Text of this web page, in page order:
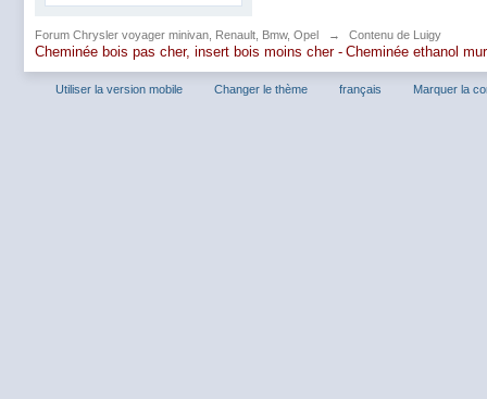
Forum Chrysler voyager minivan, Renault, Bmw, Opel → Contenu de Luigy
Cheminée bois pas cher, insert bois moins cher - Cheminée ethanol
Utiliser la version mobile Changer le thème français Marquer la